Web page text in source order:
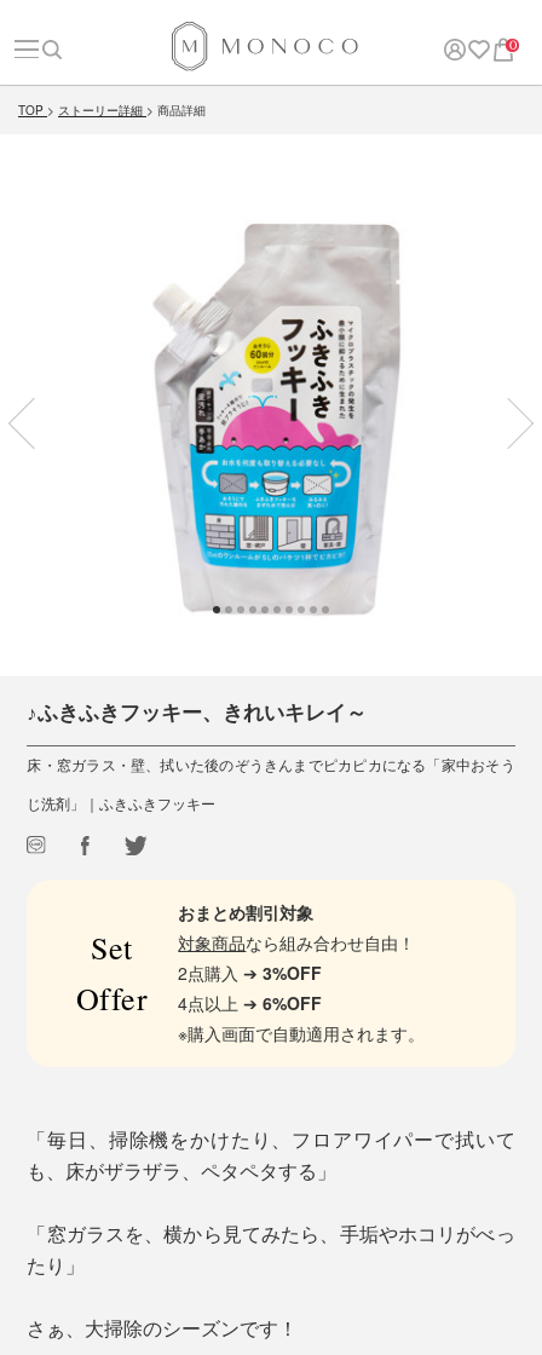
0
TOP ストーリー詳細 商品詳細
♪ふきふきフッキー、きれいキレイ～
床・窓ガラス・壁、拭いた後のぞうきんまでピカピカになる「家中おそう
じ洗剤」｜ふきふきフッキー
Set
Offer
おまとめ割引対象
対象商品なら組み合わせ自由！
2点購入 ➔3%OFF
4点以上 ➔6%OFF
※購入画面で自動適用されます。
「毎日、掃除機をかけたり、フロアワイパーで拭いて
も、床がザラザラ、ペタペタする」
「窓ガラスを、横から見てみたら、手垢やホコリがべっ
たり」
さぁ、大掃除のシーズンです！